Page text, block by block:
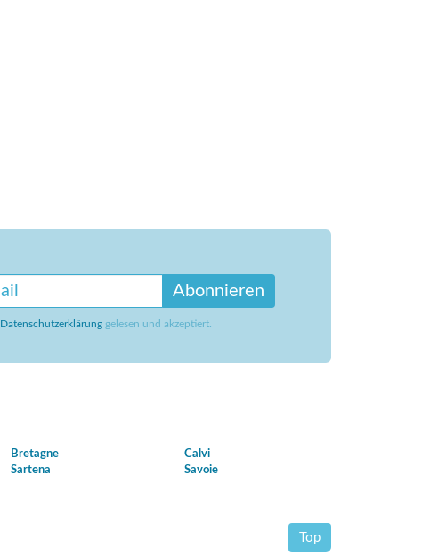
Abonnieren
Datenschutzerklärunggelesen und akzeptiert.
Bretagne
Calvi
Sartena Savoie
Top